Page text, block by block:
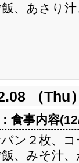
飯、あさり
（Thu）
食事内容
ン２枚、
、みそ汁